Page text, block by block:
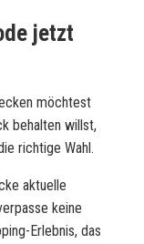
jetzt
möchtest
behalten willst,
richtige Wahl.
aktuelle
keine
Erlebnis, das